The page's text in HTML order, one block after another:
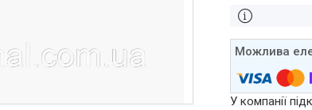
У компанії